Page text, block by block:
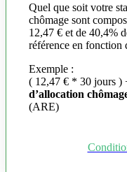
Quel que soit votre
chômage sont
12,47 € et de 40,4%
référence en fonction
Exemple :
( 12,47 € * 30 jours )
d’allocation
(ARE)